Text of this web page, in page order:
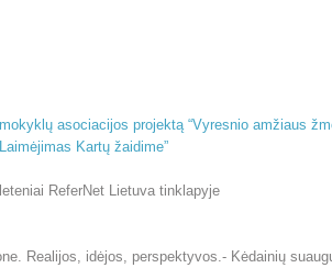
asociacijos projektą “Vyresnio amžiaus
Kartų žaidime”
ReferNet Lietuva tinklapyje
Realijos, idėjos, perspektyvos.- Kėdainių